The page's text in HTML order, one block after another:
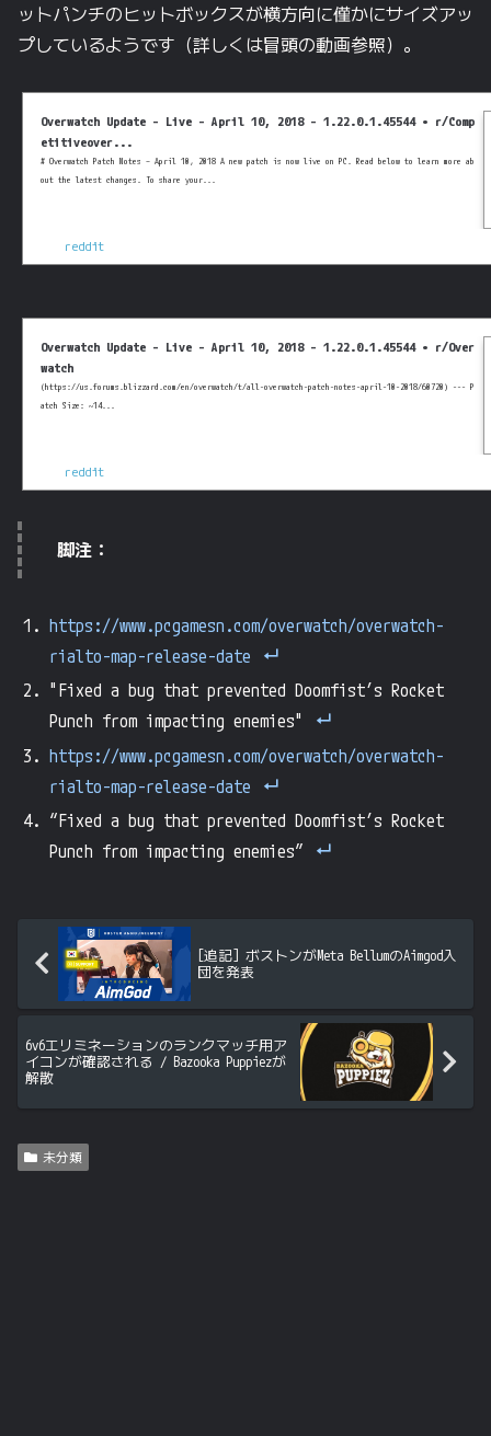
ットパンチのヒットボックスが横方向に僅かにサイズアッ
プしているようです（詳しくは冒頭の動画参照）。
Overwatch Update - Live - April 10, 2018 - 1.22.0.1.45544 • r/Comp
etitiveover...
# Overwatch Patch Notes – April 10, 2018 A new patch is now live on PC. Read below to learn more ab
out the latest changes. To share your...
reddit
Overwatch Update - Live - April 10, 2018 - 1.22.0.1.45544 • r/Over
watch
(https://us.forums.blizzard.com/en/overwatch/t/all-overwatch-patch-notes-april-10-2018/60720) --- P
atch Size: ~14...
reddit
脚注：
https://www.pcgamesn.com/overwatch/overwatch-
rialto-map-release-date
"Fixed a bug that prevented Doomfist’s Rocket
Punch from impacting enemies"
https://www.pcgamesn.com/overwatch/overwatch-
rialto-map-release-date
“Fixed a bug that prevented Doomfist’s Rocket
Punch from impacting enemies”
[追記] ボストンがMeta BellumのAimgod入
団を発表
6v6エリミネーションのランクマッチ用ア
イコンが確認される / Bazooka Puppiezが
解散
未分類